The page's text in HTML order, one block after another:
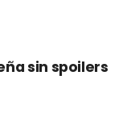
sin spoilers